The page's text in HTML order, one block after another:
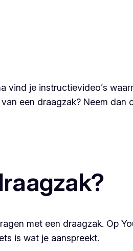
je instructievideo’s
een draagzak? Neem dan
met een draagzak. Op
is wat je aanspreekt.